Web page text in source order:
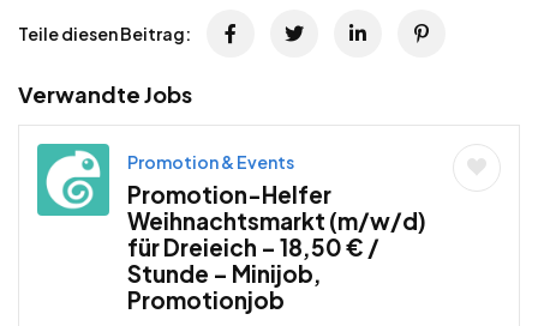
Teile diesen Beitrag:
Verwandte Jobs
Promotion & Events
Promotion-Helfer
Weihnachtsmarkt (m/w/d)
für Dreieich – 18,50 € /
Stunde – Minijob,
Promotionjob